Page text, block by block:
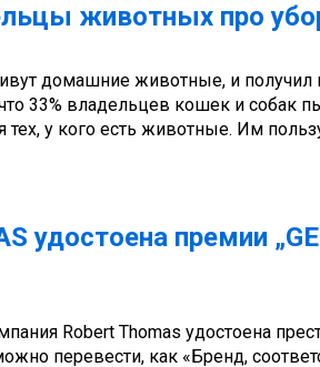
животных про
домашние животные, и получил
33% владельцев кошек и собак
у кого есть животные. Им
удостоена премии
Robert Thomas удостоена
перевести, как «Бренд,